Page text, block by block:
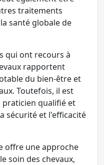
traitements
santé globale de
qui ont recours à
rapportent
du bien-être et
Toutefois, il est
praticien qualifié et
sécurité et l'efficacité
offre une approche
soin des chevaux,